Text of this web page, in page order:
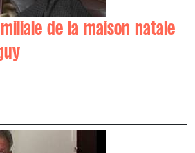
de la maison natale